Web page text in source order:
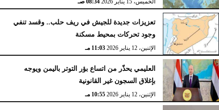
الخميس، 15 يناير 2026 08:34 صـ
تعزيزات جديدة للجيش في ريف حلب.. وقسد تنفي
وجود تحركات بمحيط مسكنة
الإثنين، 12 يناير 2026 11:03 مـ
العليمي يحذّر من اتساع بؤر التوتر باليمن ويوجه
بإغلاق السجون غير القانونية
الإثنين، 12 يناير 2026 10:55 مـ